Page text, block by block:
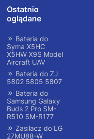
Ostatnio
oglądane
Bateria do
Syma X5HC
X5HW X9S Model
Aircraft UAV
Bateria do ZJ
5802 5805 5807
Bateria do
Samsung Galaxy
Buds 2 Pro SM-
R510 SM-R177
Zasilacz do LG
27MU88-W